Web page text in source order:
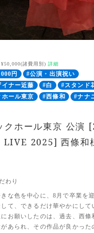
¥50,000(諸費用別) 詳細
円
#公演・出演祝い
ナー近藤
#白 #スタンド
ール東京
#西條和 #ナナ
クホール東京 公演
LIVE 2025] 西條和
わり
な色を中心に、8月で卒業を
て、できるだけ華やかにして
お願いしたのは、過去、西條
あられ、その作品が良かった